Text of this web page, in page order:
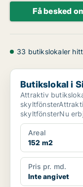
Få besked
33 butikslokaler
Butikslokal i Sigtuna
Butikslokal i
Attraktiv
skyltfönsterNu
cirka...
Areal
152 m2
Pris pr. md.
Inte angivet